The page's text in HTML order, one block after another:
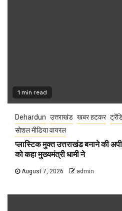
1 min read
Dehardun उत्तराखंड खबर हटकर
सोशल मीडिया वायरल
प्लास्टिक मुक्त उत्तराखंड बनाने की
को कहा मुख्यमंत्री धामी ने
August 7, 2026 admin